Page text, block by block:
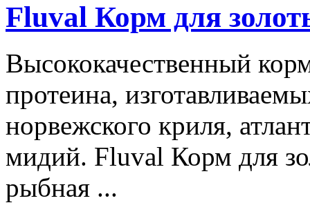
Fluval Корм для
Высококачественный
протеина,
норвежского криля,
мидий. Fluval Корм для
рыбная ...